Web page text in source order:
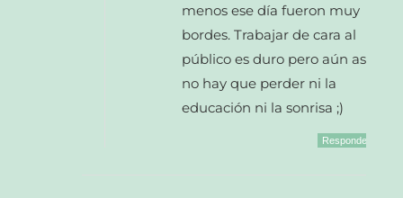
menos ese día fueron muy
bordes. Trabajar de cara al
público es duro pero aún así
no hay que perder ni la
educación ni la sonrisa ;)
Responder